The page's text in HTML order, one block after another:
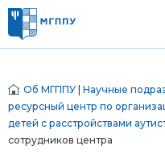
Об МГППУ Научные
ресурсный центр по
детей с расстройствами
сотрудников центра